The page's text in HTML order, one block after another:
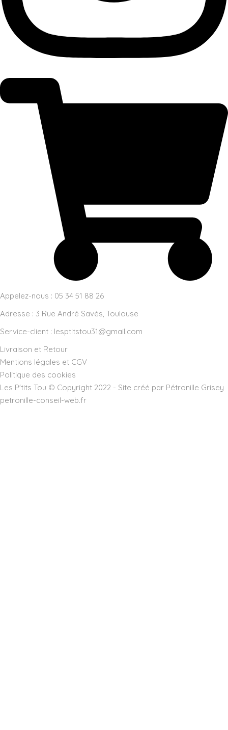
Appelez-nous : 05 34 51 88 26
Adresse : 3 Rue André Savés, Toulouse
Service-client : lesptitstou31@gmail.com
Livraison et Retour
Mentions légales et CGV
Politique des cookies
Les P'tits Tou © Copyright 2022 - Site créé par Pétronille Grisey
petronille-conseil-web.fr